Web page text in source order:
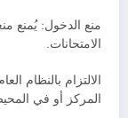
منع الدخول: يُمنع
الامتحانات.
الالتزام بالنظام
المركز أو في